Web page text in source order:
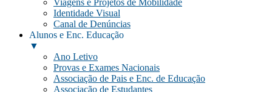
Viagens e Projetos de Mobilidade
Identidade Visual
Canal de Denúncias
Alunos e Enc. Educação
▼
Ano Letivo
Provas e Exames Nacionais
Associação de Pais e Enc. de Educação
Associação de Estudantes